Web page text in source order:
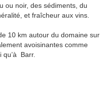
ou noir, des sédiments, du
et fraîcheur aux vins.
10 km autour du domaine sur
avoisinantes comme
Barr.